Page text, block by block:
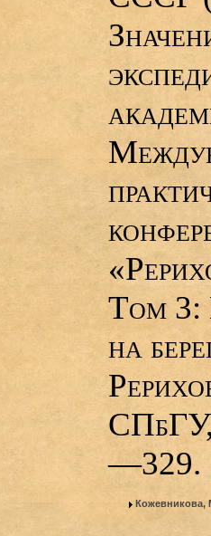
Том 3:
на
—329.
Кожевникова,